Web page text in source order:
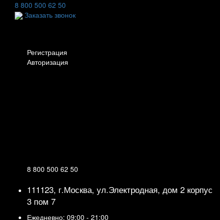
8 800 500 62 50
Заказать звонок
Регистрация
Авторизация
8 800 500 62 50
111123, г.Москва, ул.Электродная, дом 2 корпус
3 пом 7
Ежедневно: 09:00 - 21:00